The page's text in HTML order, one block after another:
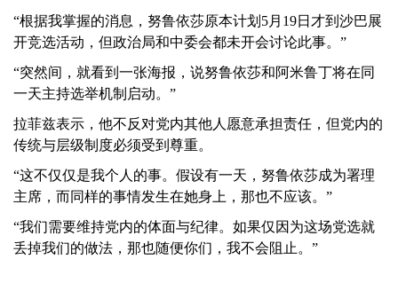
“根据我掌握的消息，努鲁依莎原本计划5月19日才到沙巴展
开竞选活动，但政治局和中委会都未开会讨论此事。”
“突然间，就看到一张海报，说努鲁依莎和阿米鲁丁将在同
一天主持选举机制启动。”
拉菲兹表示，他不反对党内其他人愿意承担责任，但党内的
传统与层级制度必须受到尊重。
“这不仅仅是我个人的事。假设有一天，努鲁依莎成为署理
主席，而同样的事情发生在她身上，那也不应该。”
“我们需要维持党内的体面与纪律。如果仅因为这场党选就
丢掉我们的做法，那也随便你们，我不会阻止。”